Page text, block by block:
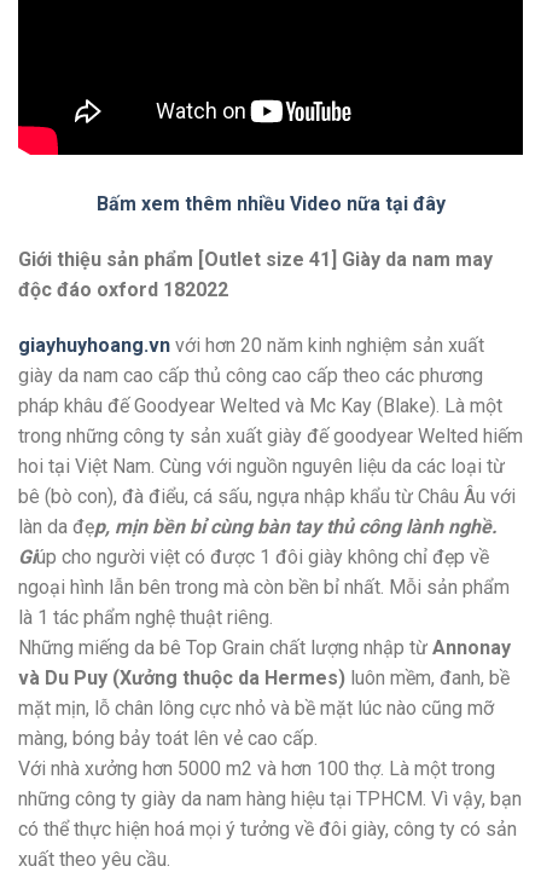
Bấm xem thêm nhiều Video nữa tại đây
Giới thiệu sản phẩm [Outlet size 41] Giày da nam may
độc đáo oxford 182022
giayhuyhoang.vn với hơn 20 năm kinh nghiệm sản xuất
giày da nam cao cấp thủ công cao cấp theo các phương
pháp khâu đế Goodyear Welted và Mc Kay (Blake). Là một
trong những công ty sản xuất giày đế goodyear Welted hiếm
hoi tại Việt Nam. Cùng với nguồn nguyên liệu da các loại từ
bê (bò con), đà điểu, cá sấu, ngựa nhập khẩu từ Châu Âu với
làn da đẹp, mịn bền bỉ cùng bàn tay thủ công lành nghề.
Giúp cho người việt có được 1 đôi giày không chỉ đẹp về
ngoại hình lẫn bên trong mà còn bền bỉ nhất. Mỗi sản phẩm
là 1 tác phẩm nghệ thuật riêng.
Những miếng da bê Top Grain chất lượng nhập từ Annonay
và Du Puy (Xưởng thuộc da Hermes) luôn mềm, đanh, bề
mặt mịn, lỗ chân lông cực nhỏ và bề mặt lúc nào cũng mỡ
màng, bóng bảy toát lên vẻ cao cấp.
Với nhà xưởng hơn 5000 m2 và hơn 100 thợ. Là một trong
những công ty giày da nam hàng hiệu tại TPHCM. Vì vậy, bạn
có thể thực hiện hoá mọi ý tưởng về đôi giày, công ty có sản
xuất theo yêu cầu.